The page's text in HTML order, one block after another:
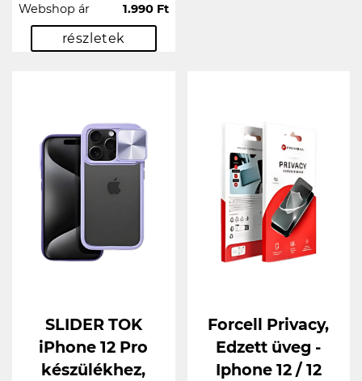
Webshop ár 1.990 Ft
részletek
SLIDER TOK
iPhone 12 Pro
készülékhez,
Forcell Privacy,
Edzett üveg -
Iphone 12 / 12